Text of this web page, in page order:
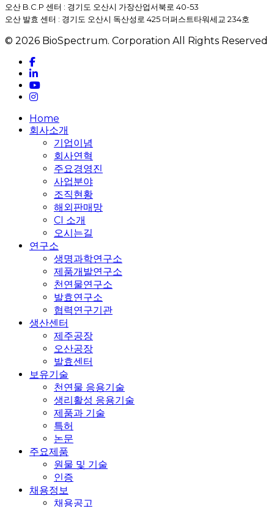
오산 B.C.P 센터 : 경기도 오산시 가장산업서북로 40-53
오산 발효 센터 : 경기도 오산시 독산성로 425 더퍼스트타워세교 234호
© 2026 BioSpectrum. Corporation All Rights Reserved
facebook
linkedin
youtube
instagram
Close
Menu
Home
회사소개
기업이념
회사연혁
주요경영진
사업분야
조직현황
해외판매망
CI 소개
오시는길
연구소
생명과학연구소
제품개발연구소
천연물연구소
발효연구소
협력연구기관
생산센터
제주공장
오산공장
발효센터
보유기술
천연물 응용기술
생리활성 응용기술
제품과 기술
특허
논문
주요제품
원물 및 기술
인증
채용정보
채용공고